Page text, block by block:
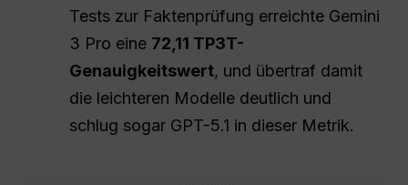
Tests zur Faktenprüfung erreichte Gemini
3 Pro eine 72,11 TP3T-
Genauigkeitswert, und übertraf damit
die leichteren Modelle deutlich und
schlug sogar GPT-5.1 in dieser Metrik.